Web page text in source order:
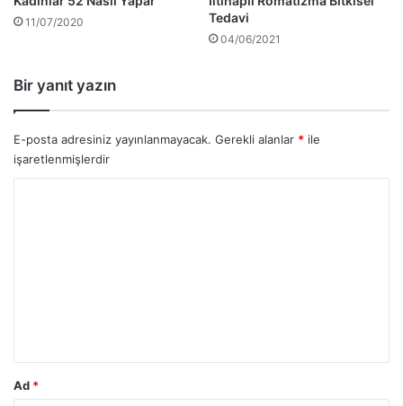
11/07/2020
Tedavi
04/06/2021
Bir yanıt yazın
E-posta adresiniz yayınlanmayacak. Gerekli alanlar * ile
işaretlenmişlerdir
Ad *